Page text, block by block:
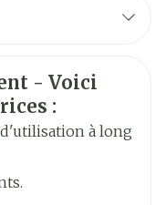
- Voici
:
à long